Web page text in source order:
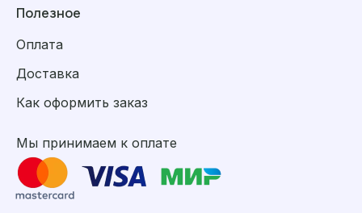
Полезное
Оплата
Доставка
Как оформить заказ
Мы принимаем к оплате